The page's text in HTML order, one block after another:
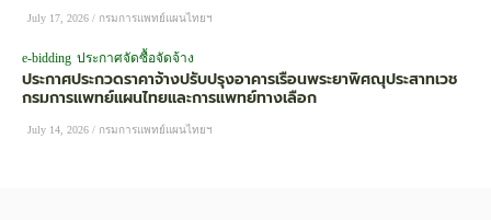
July 17, 2026 / กรมการแพทย์แผนไทยฯ
e-bidding ประกาศจัดซื้อจัดจ้าง
ประกาศประกวดราคาจ้างปรับปรุงอาคารเรือนพระยาพิศณุประสาทเวช
กรมการแพทย์แผนไทยและการแพทย์ทางเลือก
July 14, 2026 / กรมการแพทย์แผนไทยฯ